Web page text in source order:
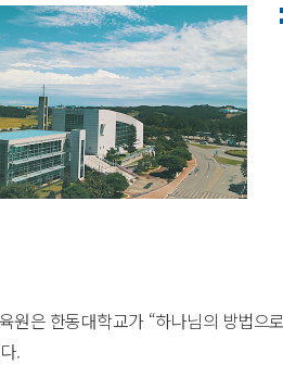
원은 한동대학교가 “하나님의 방법으
.